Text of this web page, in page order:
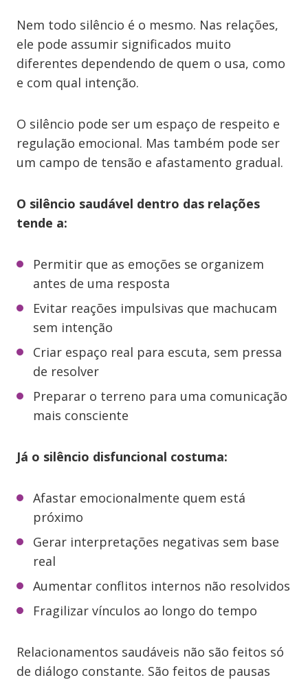
Nem todo silêncio é o mesmo. Nas relações,
ele pode assumir significados muito
diferentes dependendo de quem o usa, como
e com qual intenção.
O silêncio pode ser um espaço de respeito e
regulação emocional. Mas também pode ser
um campo de tensão e afastamento gradual.
O silêncio saudável dentro das relações
tende a:
Permitir que as emoções se organizem
antes de uma resposta
Evitar reações impulsivas que machucam
sem intenção
Criar espaço real para escuta, sem pressa
de resolver
Preparar o terreno para uma comunicação
mais consciente
Já o silêncio disfuncional costuma:
Afastar emocionalmente quem está
próximo
Gerar interpretações negativas sem base
real
Aumentar conflitos internos não resolvidos
Fragilizar vínculos ao longo do tempo
Relacionamentos saudáveis não são feitos só
de diálogo constante. São feitos de pausas